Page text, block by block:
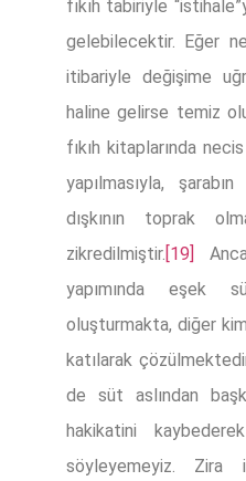
fıkıh tabiriyle
gelebilecektir. Eğer
itibariyle değişime
haline gelirse temiz
fıkıh kitaplarında
yapılmasıyla,
dışkının toprak
zikredilmiştir. [19]
yapımında eşek
oluşturmakta, diğer
katılarak
de süt aslından
hakikatini
söyleyemeyiz. Zira